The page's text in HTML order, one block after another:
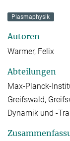
Plasmaphysik
Autoren
Warmer, Felix
Abteilungen
Max-Planck-
Greifswald,
Dynamik und -